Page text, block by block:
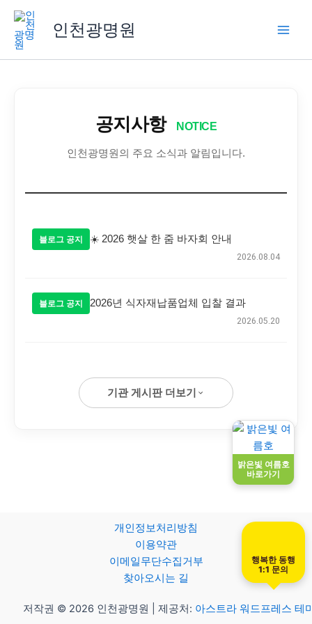
밝은빛 여름호
바로가기
로
인천광명원
공지사항 NOTICE
인천광명원의 주요 소식과 알림입니다.
블로그 공지 ☀️ 2026 햇살 한 줌 바자회 안내
2026.08.04
블로그 공지 2026년 식자재납품업체 입찰 결과
2026.05.20
기관 게시판 더보기
개인정보처리방침
이용약관
이메일무단수집거부
찾아오시는 길
저작권 © 2026 인천광명원 | 제공처: 아스트라 워드프레스 테
행복한 동행
1:1 문의